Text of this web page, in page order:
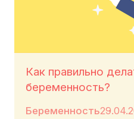
Как правильно
беременность?
Беременность